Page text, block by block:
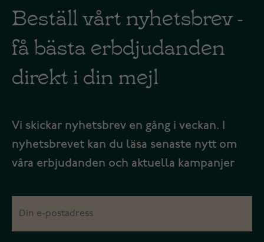
Beställ vårt nyhetsbrev -
få bästa erbdjudanden
direkt i din mejl
Vi skickar nyhetsbrev en gång i veckan. I
nyhetsbrevet kan du läsa senaste nytt om
våra erbjudanden och aktuella kampanjer